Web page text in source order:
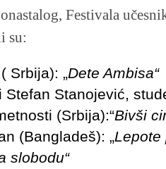
Festivala
su:
Srbija): „Dete Ambisa“
Stefan Stanojević,
(Srbija):“Bivši
(Bangladeš): „Lepote
slobodu“